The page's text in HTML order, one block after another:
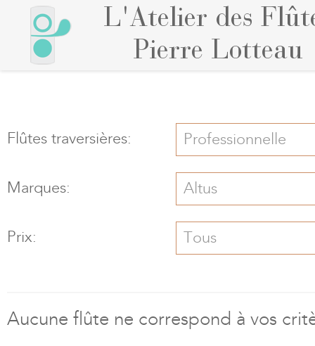
L'Atelier des
Pierre Lotteau
Flûtes traversières: Professionnelle
Marques: Altus
Prix: Tous
Aucune flûte ne correspond à vos